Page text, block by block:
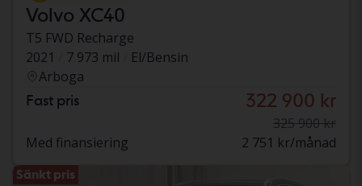
Volvo XC40
T5 FWD Recharge
2021
7 973 mil
El/Bensin
Arboga
Fast pris 322 900 kr
325 900 kr
Med finansiering
2 751 kr/månad
Sänkt pris